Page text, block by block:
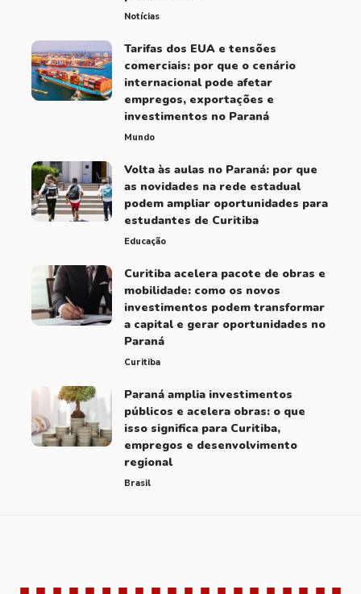
Notícias
Tarifas dos EUA e tensões
comerciais: por que o cenário
internacional pode afetar
empregos, exportações e
investimentos no Paraná
Mundo
Volta às aulas no Paraná: por que
as novidades na rede estadual
podem ampliar oportunidades para
estudantes de Curitiba
Educação
Curitiba acelera pacote de obras e
mobilidade: como os novos
investimentos podem transformar
a capital e gerar oportunidades no
Paraná
Curitiba
Paraná amplia investimentos
públicos e acelera obras: o que
isso significa para Curitiba,
empregos e desenvolvimento
regional
Brasil